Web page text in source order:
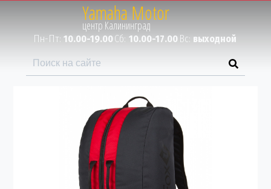
Yamaha Motor
Пн-Пт: 10.00-19.00Сб: 10.00-17.00 Вс: выходной